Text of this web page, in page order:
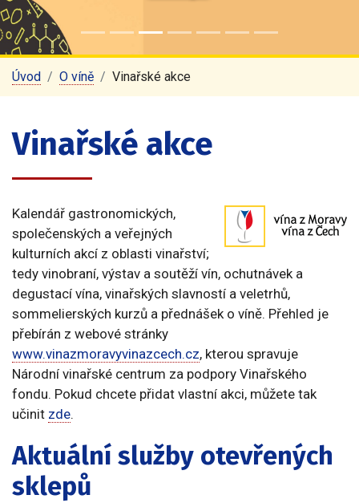
Úvod O víně Vinařské akce
Vinařské akce
Kalendář gastronomických,
společenských a veřejných
kulturních akcí z oblasti vinařství;
tedy vinobraní, výstav a soutěží vín, ochutnávek a
degustací vína, vinařských slavností a veletrhů,
sommelierských kurzů a přednášek o víně. Přehled je
přebírán z webové stránky
www.vinazmoravyvinazcech.cz, kterou spravuje
Národní vinařské centrum za podpory Vinařského
fondu. Pokud chcete přidat vlastní akci, můžete tak
učinit zde.
Aktuální služby otevřených
sklepů